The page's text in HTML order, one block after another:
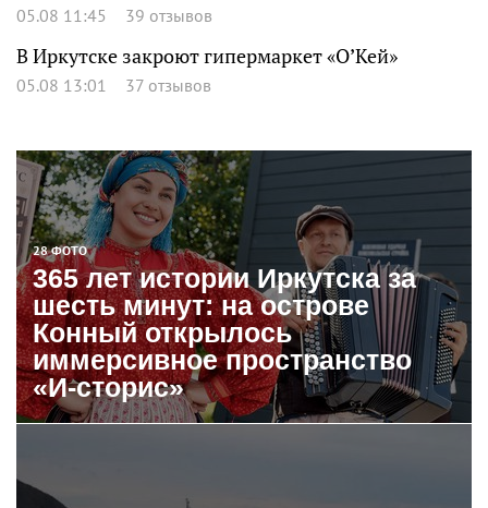
05.08 11:45 39 отзывов
В Иркутске закроют гипермаркет «О’Кей»
05.08 13:01 37 отзывов
28 ФОТО
365 лет истории Иркутска за
шесть минут: на острове
Конный открылось
иммерсивное пространство
«И-сторис»